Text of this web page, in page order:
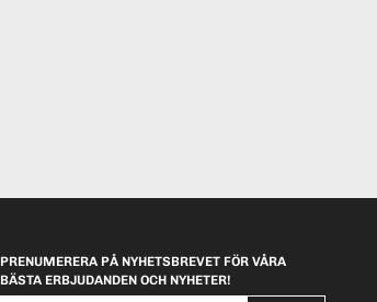
PRENUMERERA PÅ NYHETSBREVET FÖR VÅRA
BÄSTA ERBJUDANDEN OCH NYHETER!